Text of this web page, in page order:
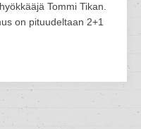
Tommi Tikan.
on pituudeltaan 2+1